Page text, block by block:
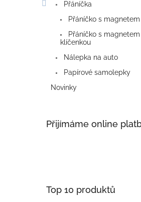
Přáníčka
Přáníčko s magnetem
Přáníčko s magnetem
klíčenkou
Nálepka na auto
Papírové samolepky
Novinky
Přijímáme online
Top 10 produktů